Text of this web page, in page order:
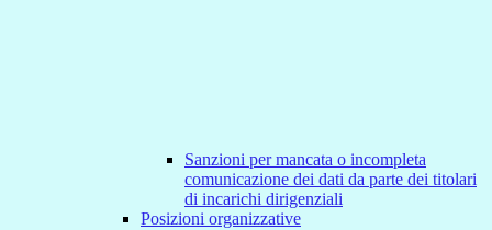
Sanzioni per mancata o incompleta
comunicazione dei dati da parte dei titolari
di incarichi dirigenziali
Posizioni organizzative